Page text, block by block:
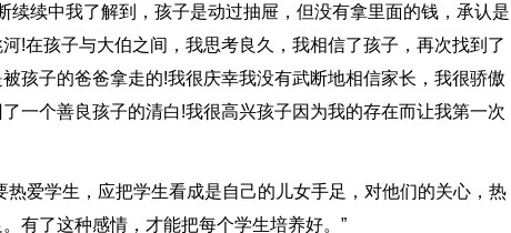
续续中我了解到，孩子是动过抽屉，但没有拿里面的钱，承认是
!在孩子与大伯之间，我思考良久，我相信了孩子，再次找到了
孩子的爸爸拿走的!我很庆幸我没有武断地相信家长，我很骄傲
一个善良孩子的清白!我很高兴孩子因为我的存在而让我第一次
热爱学生，应把学生看成是自己的儿女手足，对他们的关心，热
有了这种感情，才能把每个学生培养好。”